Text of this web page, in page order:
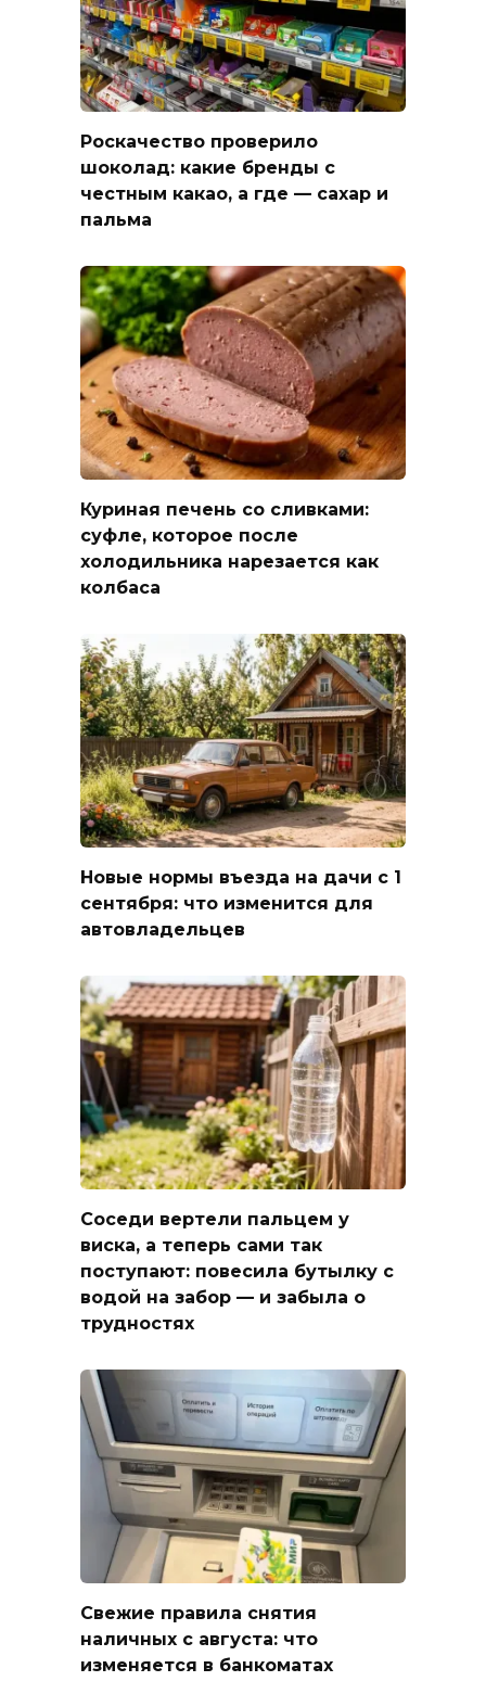
Роскачество проверило
шоколад: какие бренды с
честным какао, а где — сахар и
пальма
Куриная печень со сливками:
суфле, которое после
холодильника нарезается как
колбаса
Новые нормы въезда на дачи с 1
сентября: что изменится для
автовладельцев
Соседи вертели пальцем у
виска, а теперь сами так
поступают: повесила бутылку с
водой на забор — и забыла о
трудностях
Свежие правила снятия
наличных с августа: что
изменяется в банкоматах